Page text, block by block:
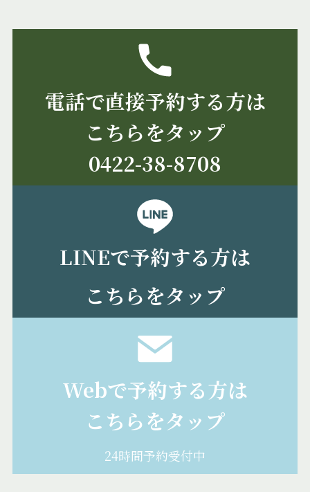
電話で直接予約する方は
こちらをタップ
0422-38-8708
LINEで予約する方は
こちらをタップ
Webで予約する方は
こちらをタップ
24時間予約受付中